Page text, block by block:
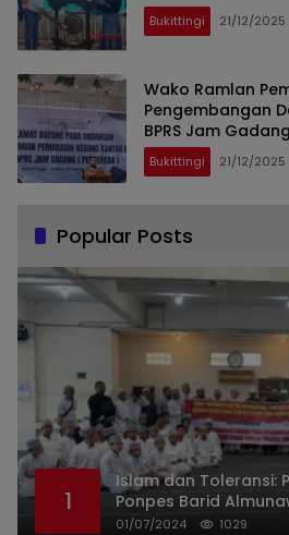
Bukittingi 21/12/2025
Wako Ramlan
Pengembangan
BPRS Jam Gadang
Bukittingi 21/12/2025
Popular Posts
1
Islam dan Toleransi:
Ponpes Barid
Indonesia
01/07/2024 1029